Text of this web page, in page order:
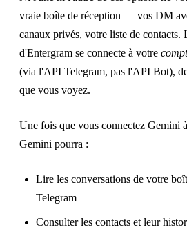
vraie boîte de réception — vos DM
canaux privés, votre liste de contacts.
d'Entergram se connecte à votre
(via l'API Telegram, pas l'API Bot),
que vous voyez.
Une fois que vous connectez Gemini
Gemini pourra :
Lire les conversations de votre
Telegram
Consulter les contacts et leur